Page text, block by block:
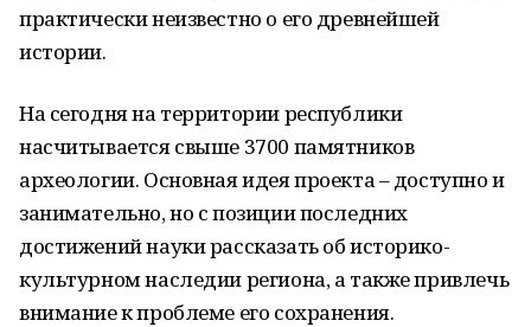
практически неизвестно о его древнейшей
истории.
На сегодня на территории республики
насчитывается свыше 3700 памятников
археологии. Основная идея проекта – доступно и
занимательно, но с позиции последних
достижений науки рассказать об историко-
культурном наследии региона, а также привлечь
внимание к проблеме его сохранения.